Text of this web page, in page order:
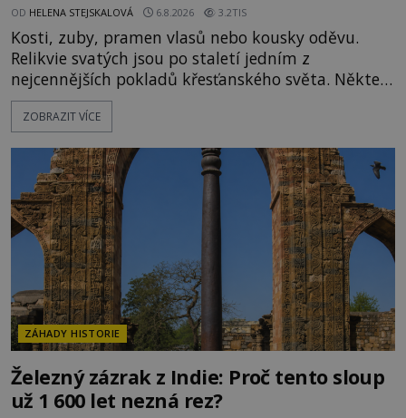
OD HELENA STEJSKALOVÁ 6.8.2026 3.2TIS
Kosti, zuby, pramen vlasů nebo kousky oděvu.
Relikvie svatých jsou po staletí jedním z
nejcennějších pokladů křesťanského světa. Některé
mají pečlivě doloženou historii, jiné provází
záhady, krádeže i nečekané objevy. Jejich osudy
o skutečné historické události. Ve středověké
Evropě mají relikvie mimořádnou hodnotu. Nejsou
jen předmětem úcty
ZOBRAZIT VÍCE
ZÁHADY HISTORIE
Železný zázrak z Indie: Proč tento sloup
už 1 600 let nezná rez?